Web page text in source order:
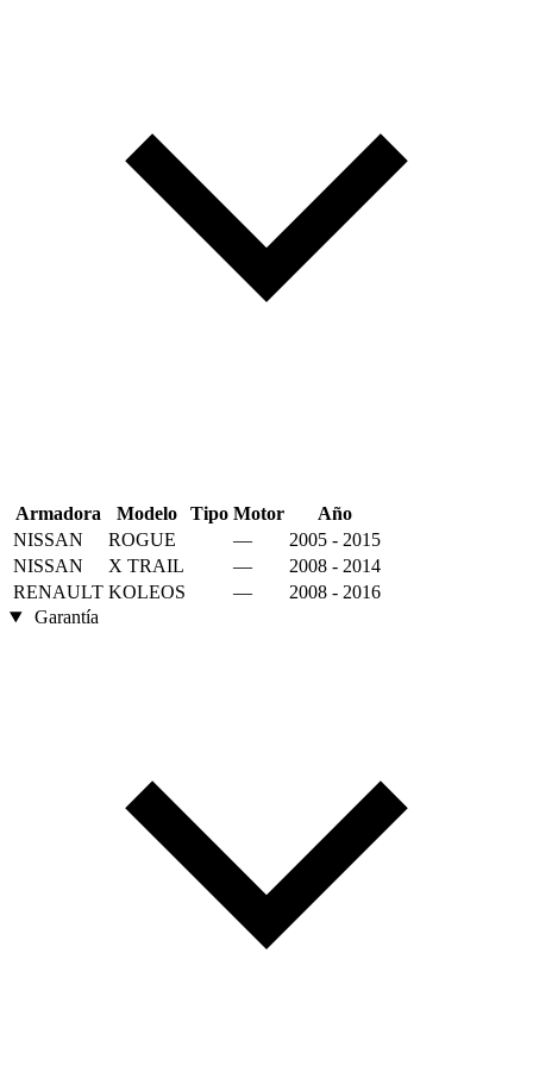
Armadora Modelo Tipo Motor
Año
NISSAN
ROGUE —
2005 - 2015
NISSAN
X TRAIL —
2008 - 2014
RENAULT KOLEOS —
2008 - 2016
Garantía